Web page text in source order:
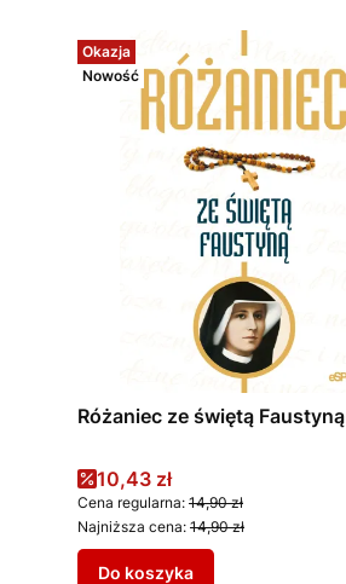
Okazja
Nowość
Różaniec ze świętą Faustyną
Cena promocyjna
10,43 zł
Cena regularna: 14,90 zł
Najniższa cena: 14,90 zł
Do koszyka